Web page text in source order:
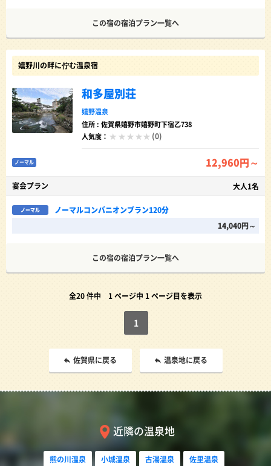
この宿の宿泊プラン一覧へ
嬉野川の畔に佇む温泉宿
和多屋別荘
嬉野温泉
住所 : 佐賀県嬉野市嬉野町下宿乙738
人気度：
(0)
ノーマル 12,960円～
宴会プラン 大人1名
ノーマル
ノーマルコンパニオンプラン120分
14,040円～
この宿の宿泊プラン一覧へ
全20 件中 1 ページ中 1 ページ目を表示
1
佐賀県に戻る 温泉地に戻る
近隣の温泉地
熊の川温泉 小城温泉 古湯温泉 佐里温泉